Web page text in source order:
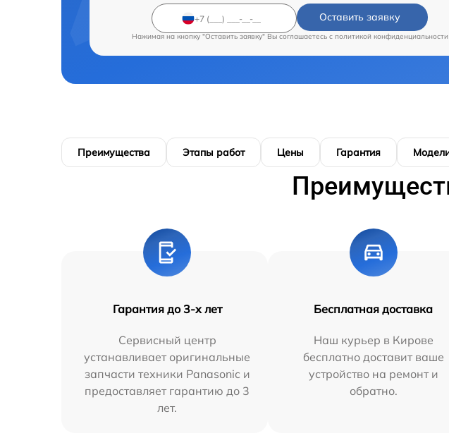
Оставить заявку
Нажимая на кнопку "Оставить заявку" Вы соглашаетесь c политикой конфиденциальности
Преимущества Этапы работ Цены Гарантия
Гарантия до 3-х лет
Сервисный центр
устанавливает оригинальные
запчасти техники Panasonic и
предоставляет гарантию до 3
лет.
Бесплатная доставка
Наш курьер в Кирове
бесплатно доставит ваше
устройство на ремонт и
обратно.